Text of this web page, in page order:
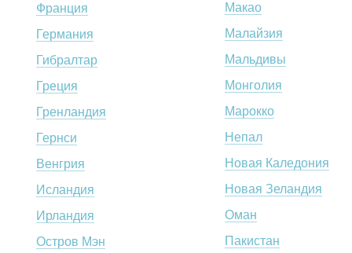
Франция
Германия
Гибралтар
Греция
Гренландия
Гернси
Венгрия
Исландия
Ирландия
Остров Мэн
Макао
Малайзия
Мальдивы
Монголия
Марокко
Непал
Новая Каледония
Новая Зеландия
Оман
Пакистан